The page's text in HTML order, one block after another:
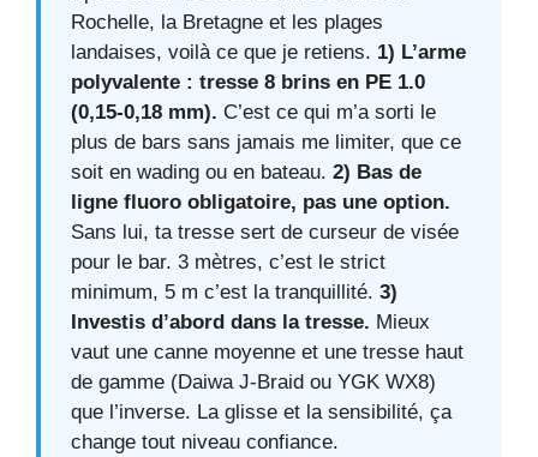
Rochelle, la Bretagne et les plages
landaises, voilà ce que je retiens. 1) L’arme
polyvalente : tresse 8 brins en PE 1.0
(0,15-0,18 mm). C’est ce qui m’a sorti le
plus de bars sans jamais me limiter, que ce
soit en wading ou en bateau. 2) Bas de
ligne fluoro obligatoire, pas une option.
Sans lui, ta tresse sert de curseur de visée
pour le bar. 3 mètres, c’est le strict
minimum, 5 m c’est la tranquillité. 3)
Investis d’abord dans la tresse. Mieux
vaut une canne moyenne et une tresse haut
de gamme (Daiwa J-Braid ou YGK WX8)
que l’inverse. La glisse et la sensibilité, ça
change tout niveau confiance.